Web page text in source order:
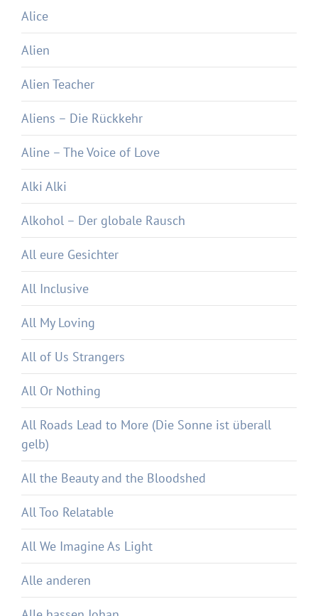
Alice
Alien
Alien Teacher
Aliens – Die Rückkehr
Aline – The Voice of Love
Alki Alki
Alkohol – Der globale Rausch
All eure Gesichter
All Inclusive
All My Loving
All of Us Strangers
All Or Nothing
All Roads Lead to More (Die Sonne ist überall
gelb)
All the Beauty and the Bloodshed
All Too Relatable
All We Imagine As Light
Alle anderen